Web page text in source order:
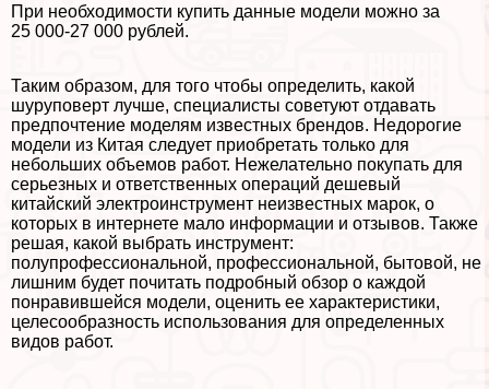
При необходимости купить данные модели можно за
25 000-27 000 рублей.
Таким образом, для того чтобы определить, какой
шуруповерт лучше, специалисты советуют отдавать
предпочтение моделям известных брендов. Недорогие
модели из Китая следует приобретать только для
небольших объемов работ. Нежелательно покупать для
серьезных и ответственных операций дешевый
китайский электроинструмент неизвестных марок, о
которых в интернете мало информации и отзывов. Также
решая, какой выбрать инструмент:
полупрофессиональной, профессиональной, бытовой, не
лишним будет почитать подробный обзор о каждой
понравившейся модели, оценить ее хаpaктеристики,
целесообразность использования для определенных
видов работ.